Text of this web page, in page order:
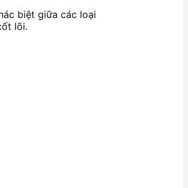
biệt giữa các loại
lõi.